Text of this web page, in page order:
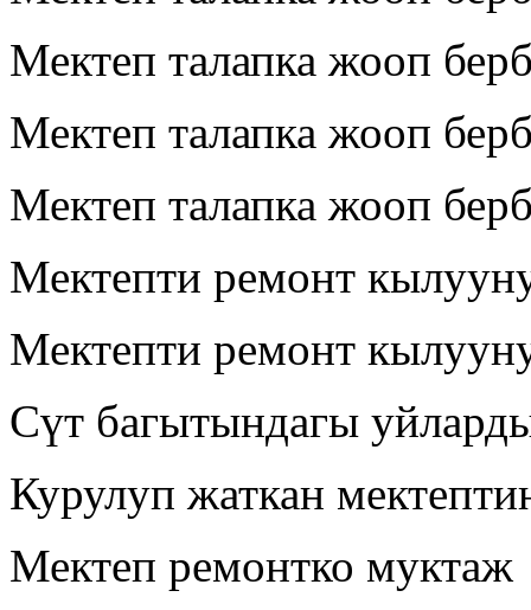
Мектеп талапка жооп
Мектеп талапка жооп
Мектеп талапка жооп
Мектепти ремонт
Мектепти ремонт
Сүт багытындагы
Курулуп жаткан
Мектеп ремонтко муктаж